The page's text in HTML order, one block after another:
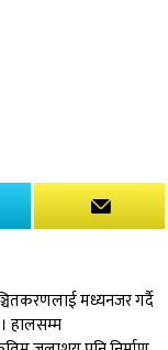
मध्यनजर गर्दै
हालसम्म